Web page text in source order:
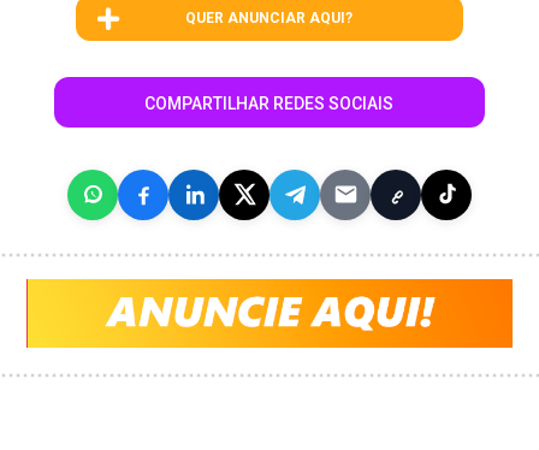
QUER ANUNCIAR AQUI?
COMPARTILHAR REDES SOCIAIS